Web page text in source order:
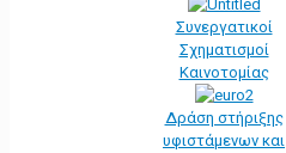
Συνεργατικοί
Σχηματισμοί
Καινοτομίας
Δράση στήριξης
υφιστάμενων και